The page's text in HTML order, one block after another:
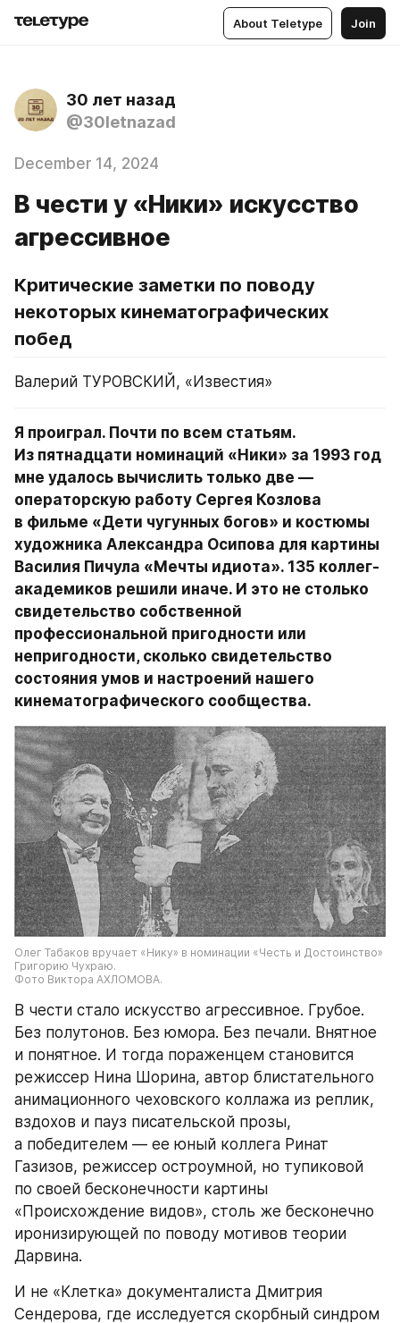
About Teletype Join
30 лет назад
@30letnazad
December 14, 2024
В чести у «Ники» искусство
агрессивное
Критические заметки по поводу
некоторых кинематографических
побед
Валерий ТУРОВСКИЙ, «Известия»
Я проиграл. Почти по всем статьям.
Из пятнадцати номинаций «Ники» за 1993 год
мне удалось вычислить только две —
операторскую работу Сергея Козлова
в фильме «Дети чугунных богов» и костюмы
художника Александра Осипова для картины
Василия Пичула «Мечты идиота». 135 коллег-
академиков решили иначе. И это не столько
свидетельство собственной
профессиональной пригодности или
непригодности, сколько свидетельство
состояния умов и настроений нашего
кинематографического сообщества.
Олег Табаков вручает «Нику» в номинации «Честь и Достоинство»
Григорию Чухраю.
Фото Виктора АХЛОМОВА.
В чести стало искусство агрессивное. Грубое.
Без полутонов. Без юмора. Без печали. Внятное
и понятное. И тогда пораженцем становится
режиссер Нина Шорина, автор блистательного
анимационного чеховского коллажа из реплик,
вздохов и пауз писательской прозы,
а победителем — ее юный коллега Ринат
Газизов, режиссер остроумной, но тупиковой
по своей бесконечности картины
«Происхождение видов», столь же бесконечно
иронизирующей по поводу мотивов теории
Дарвина.
И не «Клетка» документалиста Дмитрия
Сендерова, где исследуется скорбный синдром